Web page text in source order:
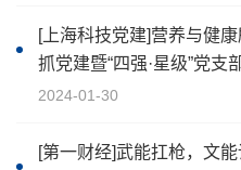
[上海科技党建]营养与健
抓党建暨“四强·星级”党支
2024-01-30
[第一财经]武能扛枪，文